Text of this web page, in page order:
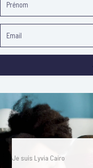
Je suis Lyvia Cairo